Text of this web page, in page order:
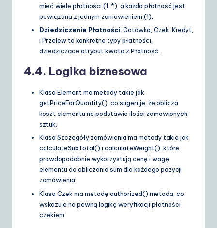
mieć wiele płatności (1..*), a każda płatność jest
powiązana z jednym zamówieniem (1).
Dziedziczenie Płatności: Gotówka, Czek, Kredyt,
i Przelew to konkretne typy płatności,
dziedziczące atrybutkwota z Płatność.
4.4. Logika biznesowa
Klasa Elementma metody takie jak
getPriceForQuantity(), co sugeruje, że oblicza
koszt elementu na podstawie ilości zamówionych
sztuk.
Klasa Szczegóły zamówienia ma metody takie jak
calculateSubTotal() i calculateWeight(), które
prawdopodobnie wykorzystują cenę i wagę
elementu do obliczania sum dla każdego pozycji
zamówienia.
Klasa Czek ma metodę authorized() metoda, co
wskazuje na pewną logikę weryfikacji płatności
czekiem.